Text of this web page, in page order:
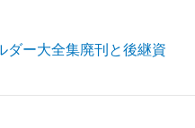
ダー大全集廃刊と後継資